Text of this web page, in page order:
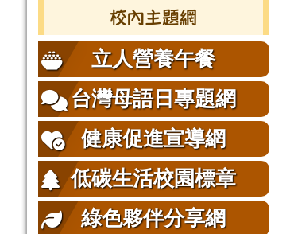
校內主題網
立人營養午餐
台灣母語日專題網
健康促進宣導網
低碳生活校園標章
綠色夥伴分享網